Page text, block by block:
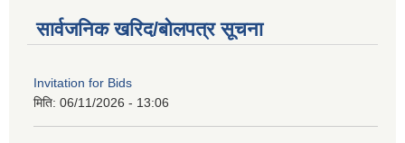
सार्वजनिक खरिद/बोलपत्र सूचना
Invitation for Bids
मिति: 06/11/2026 - 13:06